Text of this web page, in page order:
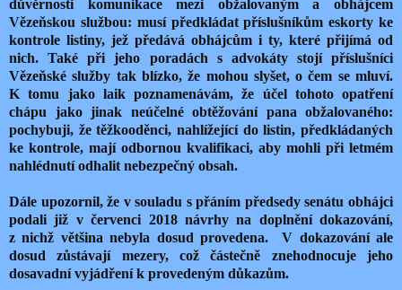
důvěrnosti komunikace mezi obžalovaným a obhájcem
Vězeňskou službou: musí předkládat příslušníkům eskorty ke
kontrole listiny, jež předává obhájcům i ty, které přijímá od
nich. Také při jeho poradách s advokáty stojí příslušníci
Vězeňské služby tak blízko, že mohou slyšet, o čem se mluví.
K tomu jako laik poznamenávám, že účel tohoto opatření
chápu jako jinak neúčelné obtěžování pana obžalovaného:
pochybuji, že těžkooděnci, nahlížející do listin, předkládaných
ke kontrole, mají odbornou kvalifikaci, aby mohli při letmém
nahlédnutí odhalit nebezpečný obsah.
Dále upozornil, že v souladu s přáním předsedy senátu obhájci
podali již v červenci 2018 návrhy na doplnění dokazování,
z nichž většina nebyla dosud provedena.
V dokazování ale
dosud zůstávají mezery, což částečně znehodnocuje jeho
dosavadní vyjádření k provedeným důkazům.